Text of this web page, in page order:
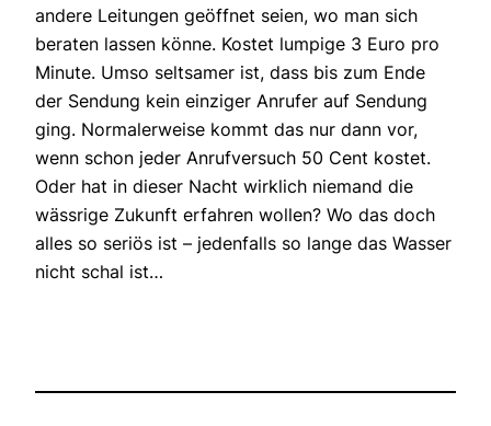
andere Leitungen geöffnet seien, wo man sich
beraten lassen könne. Kostet lumpige 3 Euro pro
Minute. Umso seltsamer ist, dass bis zum Ende
der Sendung kein einziger Anrufer auf Sendung
ging. Normalerweise kommt das nur dann vor,
wenn schon jeder Anrufversuch 50 Cent kostet.
Oder hat in dieser Nacht wirklich niemand die
wässrige Zukunft erfahren wollen? Wo das doch
alles so seriös ist – jedenfalls so lange das Wasser
nicht schal ist…